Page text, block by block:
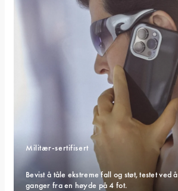
Militær-sertifisert
Bevist å tåle ekstreme fall og støt, testet ved
ganger fra en høyde på 4 fot.